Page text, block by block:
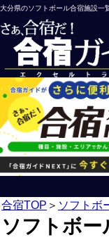
大分県のソフトボール合宿施設一
合宿TOP ＞ ソフトボ
ソフトボー